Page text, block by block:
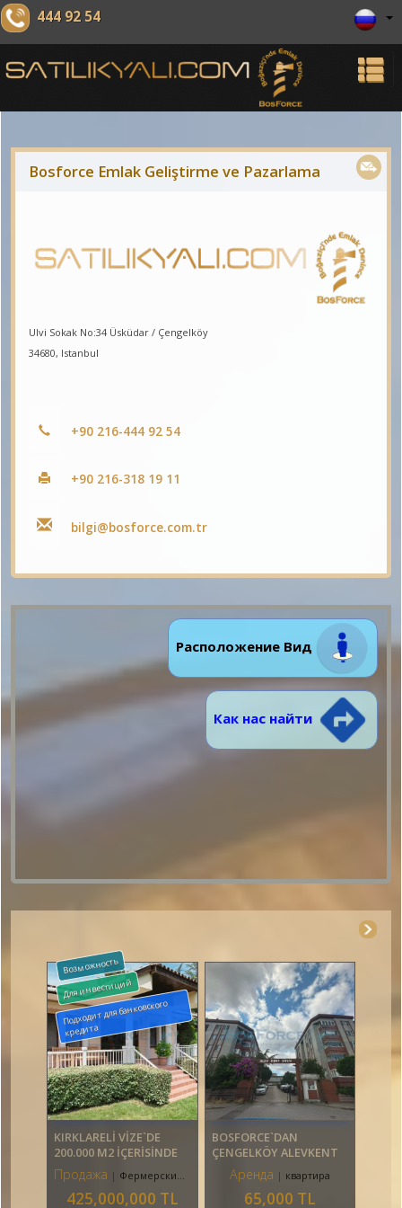
444 92 54
Bosforce Emlak Geliştirme ve Pazarlama
Ulvi Sokak No:34 Üsküdar / Çengelköy
34680, Istanbul
+90 216-444 92 54
+90 216-318 19 11
bilgi@bosforce.com.tr
Расположение Вид
Как нас найти
Возможность
Для инвестиций
Подходит для банковского
кредита
KIRKLARELİ VİZE`DE
200.000 M2 İÇERİSİNDE
SATILIK ÇİFTLİK
Продажа Фермерский Дом
425,000,000 TL
BOSFORCE`DAN
ÇENGELKÖY ALEVKENT
SİTESİNDE 3+1 KİRALIK
DAİRE
Аренда квартира
65,000 TL